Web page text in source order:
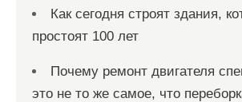
Как сегодня строят здания,
простоят 100 лет
Почему ремонт двигателя
это не то же самое, что